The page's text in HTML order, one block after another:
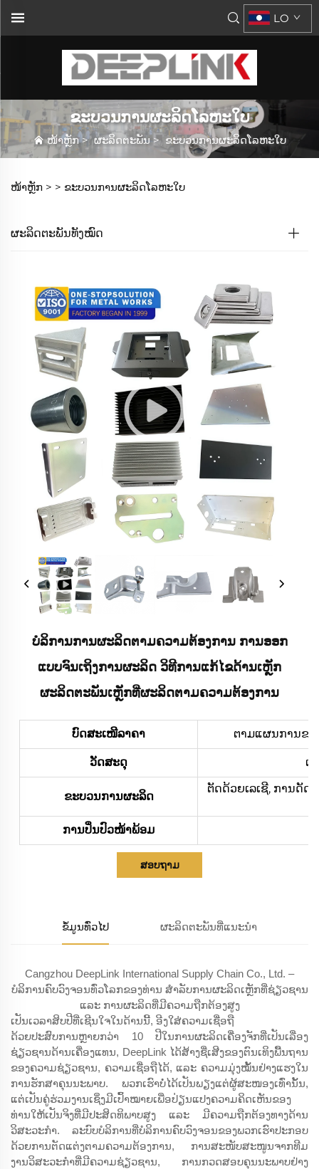
LO
ຂະບວນການຜະລິດໂລຫະໃບ
ໜ້າຫຼັກ>ຜະລິດຕະພັນ > ຂະບວນການຜະລິດໂລຫະໃບ
ໜ້າຫຼັກ > > ຂະບວນການຜະລິດໂລຫະໃບ
ຜະລິດຕະພັນທັງໝົດ
ບໍລິການການຜະລິດຕາມຄວາມຕ້ອງການ ການອອກ
ແບບຈົນເຖິງການຜະລິດ ວິທີການແກ້ໄຂດ້ານເຫຼັກ
ຜະລິດຕະພັນເຫຼັກທີ່ຜະລິດຕາມຄວາມຕ້ອງການ
ບົດສະເໜີລາຄາ ຕາມແຜນການຂອ
ວັດສະດຸ ເ
ຂະບວນການຜະລິດ
ຕັດດ້ວຍເລເຊີ, ການດັດ,
ການປິ່ນປົວໜ້າພ້ອມ
ສອບຖາມ
ຂໍ້ມູນທົ່ວໄປ ຜະລິດຕະພັນທີ່ແນະນຳ
Cangzhou DeepLink International Supply Chain Co., Ltd. –
ບໍລິການຄົບວົງຈອນທົ່ວໂລກຂອງທ່ານ ສຳລັບການຜະລິດເຫຼັກທີ່ຊ່ຽວຊານ
ແລະ ການຜະລິດທີ່ມີຄວາມຖືກຕ້ອງສູງ
ເປັນເວລາສິບປີທີ່ເຊີນໃຈໃນດ້ານນີ້, ອີງໃສ່ຄວາມເຊື່ອຖື
ດ້ວຍປະສົບການຫຼາຍກວ່າ 10 ປີໃນການຜະລິດເຄື່ອງຈັກທີ່ເປັນເລື່ອງ
ຊ່ຽວຊານດ້ານເຄື່ອງແທນ, DeepLink ໄດ້ສ້າງຊື່ເສີງຂອງຕົນເທິງພື້ນຖານ
ຂອງຄວາມຊ່ຽວຊານ, ຄວາມເຊື່ອຖືໄດ້, ແລະ ຄວາມມຸ່ງໝັ້ນຢ່າງແຮງໃນ
ການຮັກສາຄຸນນະພາບ. ພວກເຮົາບໍ່ໄດ້ເປັນພຽງແຕ່ຜູ້ສະໜອງເທົ່ານັ້ນ,
ແຕ່ເປັນຄູ່ຮ່ວມງານເຊິ່ງມີເປົ້າໝາຍເພື່ອປ່ຽນແປງຄວາມຄິດເຫັນຂອງ
ທ່ານໃຫ້ເປັນຈິງທີ່ມີປະສິດທິພາບສູງ ແລະ ມີຄວາມຖືກຕ້ອງທາງດ້ານ
ວິສະວະກຳ. ລະບົບບໍລິການທີ່ບໍລິການຄົບວົງຈອນຂອງພວກເຮົາປະກອບ
ດ້ວຍການຕັດແຕ່ງຕາມຄວາມຕ້ອງການ, ການສະໜັບສະໜູນຈາກທີມ
ງານວິສະວະກຳທີ່ມີຄວາມຊ່ຽວຊານ, ການກວດສອບຄຸນນະພາບຢ່າງ